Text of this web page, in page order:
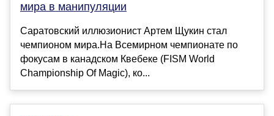
мира в манипуляции
Саратовский иллюзионист Артем Щукин стал
чемпионом мира.На Всемирном чемпионате по
фокусам в канадском Квебеке (FISM World
Championship Of Magic), ко...